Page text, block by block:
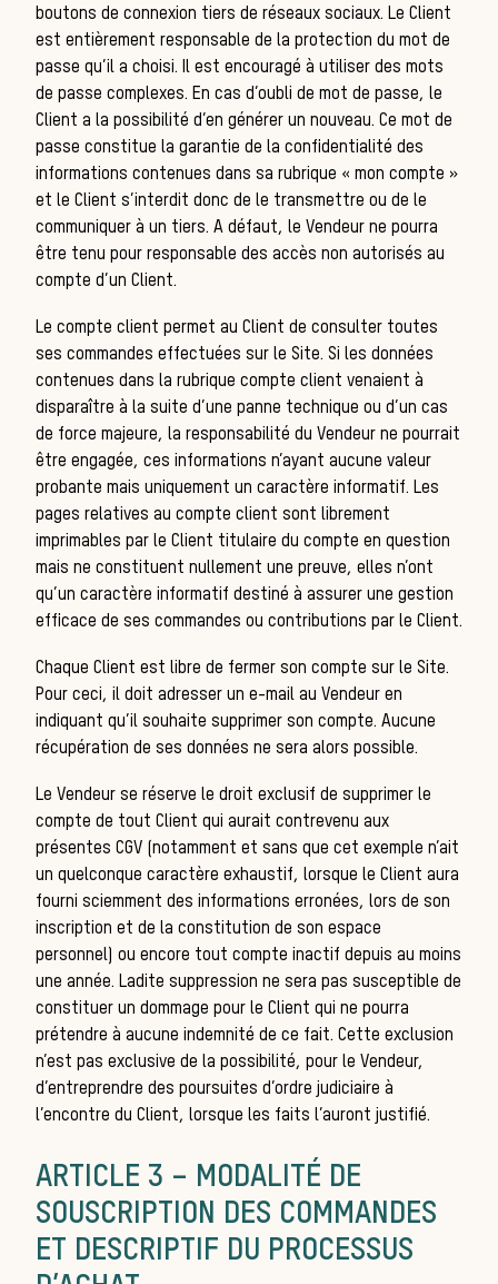
de
boutons de connexion tiers de réseaux sociaux. Le Client
est entièrement responsable de la protection du mot de
passe qu’il a choisi. Il est encouragé à utiliser des mots
de passe complexes. En cas d’oubli de mot de passe, le
Client a la possibilité d’en générer un nouveau. Ce mot de
passe constitue la garantie de la confidentialité des
informations contenues dans sa rubrique « mon compte »
et le Client s’interdit donc de le transmettre ou de le
communiquer à un tiers. A défaut, le Vendeur ne pourra
être tenu pour responsable des accès non autorisés au
compte d’un Client.
Le compte client permet au Client de consulter toutes
ses commandes effectuées sur le Site. Si les données
contenues dans la rubrique compte client venaient à
disparaître à la suite d’une panne technique ou d’un cas
de force majeure, la responsabilité du Vendeur ne pourrait
être engagée, ces informations n’ayant aucune valeur
probante mais uniquement un caractère informatif. Les
pages relatives au compte client sont librement
imprimables par le Client titulaire du compte en question
mais ne constituent nullement une preuve, elles n’ont
qu’un caractère informatif destiné à assurer une gestion
efficace de ses commandes ou contributions par le Client.
Chaque Client est libre de fermer son compte sur le Site.
Pour ceci, il doit adresser un e-mail au Vendeur en
indiquant qu’il souhaite supprimer son compte. Aucune
récupération de ses données ne sera alors possible.
Le Vendeur se réserve le droit exclusif de supprimer le
compte de tout Client qui aurait contrevenu aux
présentes CGV (notamment et sans que cet exemple n’ait
un quelconque caractère exhaustif, lorsque le Client aura
fourni sciemment des informations erronées, lors de son
inscription et de la constitution de son espace
personnel) ou encore tout compte inactif depuis au moins
une année. Ladite suppression ne sera pas susceptible de
constituer un dommage pour le Client qui ne pourra
prétendre à aucune indemnité de ce fait. Cette exclusion
n’est pas exclusive de la possibilité, pour le Vendeur,
d’entreprendre des poursuites d’ordre judiciaire à
l’encontre du Client, lorsque les faits l’auront justifié.
ARTICLE 3 – MODALITÉ DE
SOUSCRIPTION DES COMMANDES
ET DESCRIPTIF DU PROCESSUS